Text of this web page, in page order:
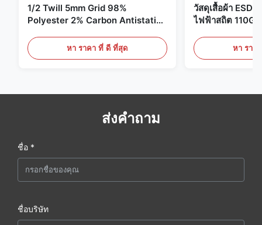
1/2 Twill 5mm Grid 98%
Polyester 2% Carbon Antistatic
หา ราคา ที่ ดี ที่สุด
วัสดุเสื้อผ้า ESD
ไฟฟ้าสถิต
หา ราค
ส่งคำถาม
ชื่อ *
ชื่อบริษัท